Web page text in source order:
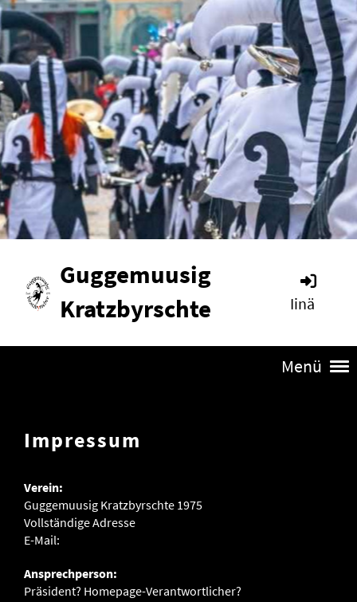
Guggemuusig
Kratzbyrschte
Iinä
Menü
Impressum
Verein:
Guggemuusig Kratzbyrschte 1975
Vollständige Adresse
E-Mail:
Ansprechperson:
Präsident? Homepage-Verantwortlicher?